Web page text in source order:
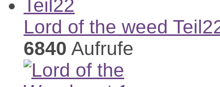
Lord of the weed
6840 Aufrufe